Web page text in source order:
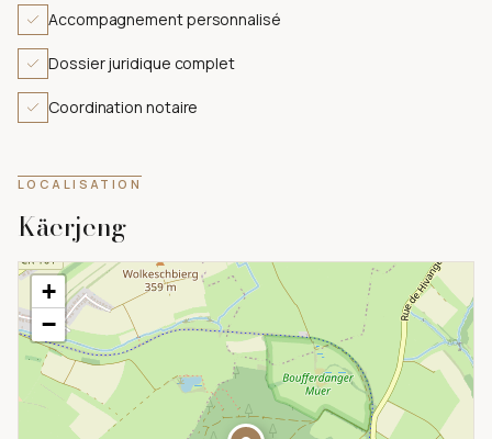
Accompagnement personnalisé
Dossier juridique complet
Coordination notaire
LOCALISATION
Käerjeng
+
−